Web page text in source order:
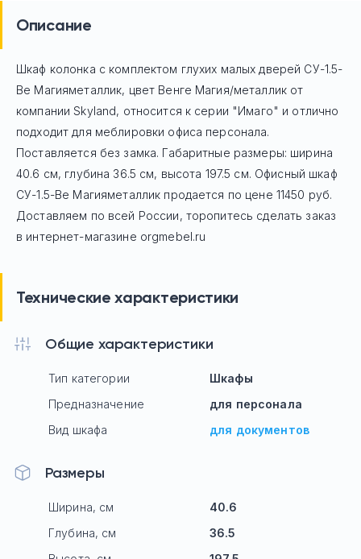
Описание
Шкаф колонка с комплектом глухих малых дверей СУ-1.5-
Ве Магияметаллик, цвет Венге Магия/металлик от
компании Skyland, относится к серии "Имаго" и отлично
подходит для меблировки офиса персонала.
Поставляется без замка. Габаритные размеры: ширина
40.6 см, глубина 36.5 см, высота 197.5 см. Офисный шкаф
СУ-1.5-Ве Магияметаллик продается по цене 11450 руб.
Доставляем по всей России, торопитесь сделать заказ
в интернет-магазине orgmebel.ru
Технические характеристики
Общие характеристики
Тип категории
Шкафы
Предназначение
для персонала
Вид шкафа
для документов
Размеры
Ширина, см
40.6
Глубина, см
36.5